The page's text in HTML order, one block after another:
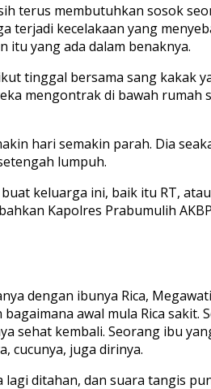
terus membutuhkan sosok
terjadi kecelakaan yang
yang ada dalam benaknya.
tinggal bersama sang kakak
mengontrak di bawah rumah
hari semakin parah. Dia
lumpuh.
keluarga ini, baik itu RT,
Kapolres Prabumulih AKBP
dengan ibunya Rica,
awal mula Rica sakit.
sehat kembali. Seorang ibu
cucunya, juga dirinya.
ditahan, dan suara tangis